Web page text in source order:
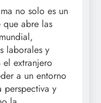
no solo es un
abre las
laborales y
el extranjero
a un entorno
perspectiva y